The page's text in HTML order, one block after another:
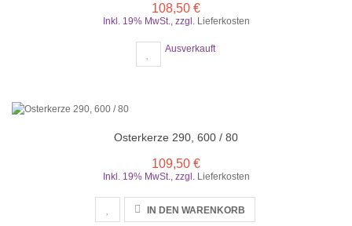
108,50 €
Inkl. 19% MwSt., zzgl. Lieferkosten
Ausverkauft
Osterkerze 290, 600 / 80
109,50 €
Inkl. 19% MwSt., zzgl. Lieferkosten
IN DEN WARENKORB